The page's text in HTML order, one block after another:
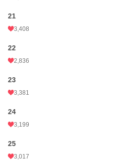
21
3,408
22
2,836
23
3,381
24
3,199
25
3,017